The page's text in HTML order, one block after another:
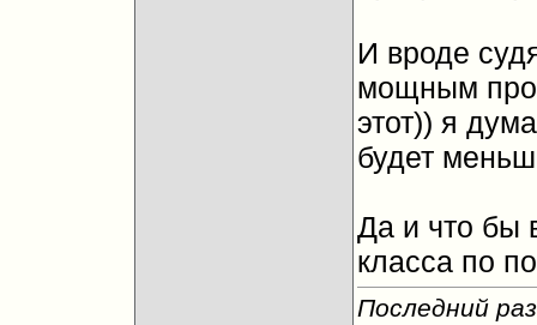
И вроде
мощным
этот)) я
будет
Да и что бы
класса по
Последний